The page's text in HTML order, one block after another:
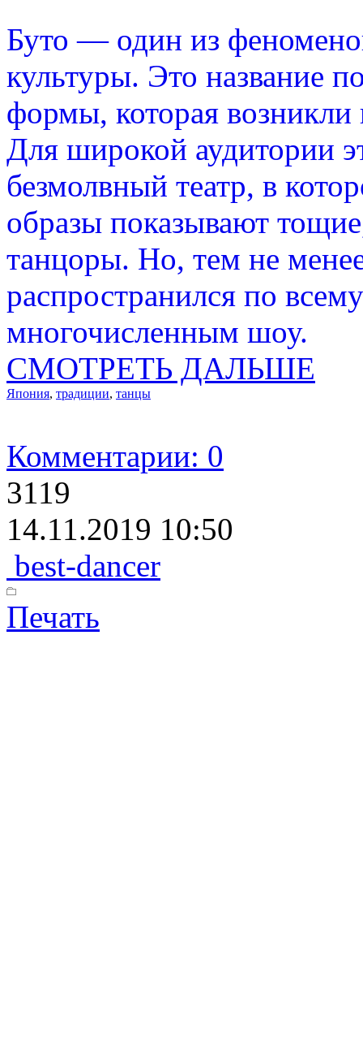
Буто — один из
культуры. Это название
формы, которая
Для широкой аудитории
безмолвный театр, в
образы показывают
танцоры. Но, тем не
распространился по
многочисленным шоу.
СМОТРЕТЬ ДАЛЬШЕ
Япония, традиции, танцы
Комментарии: 0
3119
14.11.2019 10:50
best-dancer
Печать